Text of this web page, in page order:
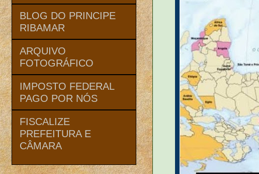
BLOG DO PRINCIPE
RIBAMAR
ARQUIVO
FOTOGRÁFICO
IMPOSTO FEDERAL
PAGO POR NÓS
FISCALIZE
PREFEITURA E
CÂMARA